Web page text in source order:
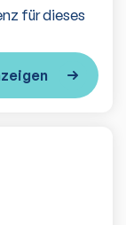
für dieses